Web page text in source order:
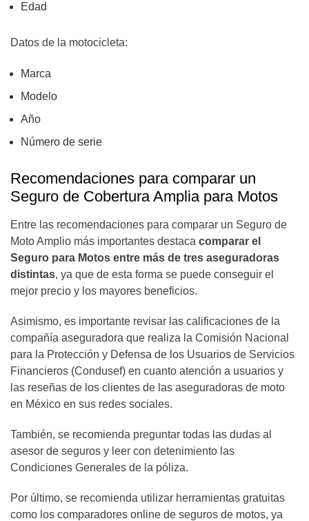
Edad
Datos de la motocicleta:
Marca
Modelo
Año
Número de serie
Recomendaciones para comparar un
Seguro de Cobertura Amplia para Motos
Entre las recomendaciones para comparar un Seguro de
Moto Amplio más importantes destaca comparar el
Seguro para Motos entre más de tres aseguradoras
distintas, ya que de esta forma se puede conseguir el
mejor precio y los mayores beneficios.
Asimismo, es importante revisar las calificaciones de la
compañía aseguradora que realiza la Comisión Nacional
para la Protección y Defensa de los Usuarios de Servicios
Financieros (Condusef) en cuanto atención a usuarios y
las reseñas de los clientes de las aseguradoras de moto
en México en sus redes sociales.
También, se recomienda preguntar todas las dudas al
asesor de seguros y leer con detenimiento las
Condiciones Generales de la póliza.
Por último, se recomienda utilizar herramientas gratuitas
como los comparadores online de seguros de motos, ya